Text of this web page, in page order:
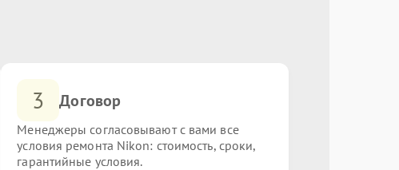
3 Договор
Менеджеры согласовывают с вами все
условия ремонта Nikon: стоимость, сроки,
гарантийные условия.